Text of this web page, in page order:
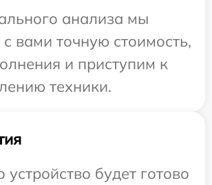
анализа мы
вами точную стоимость,
и приступим к
техники.
устройство будет готово